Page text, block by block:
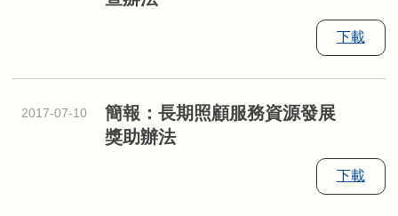
下載
2017-07-10
簡報：長期照顧服務資源發展
獎助辦法
下載